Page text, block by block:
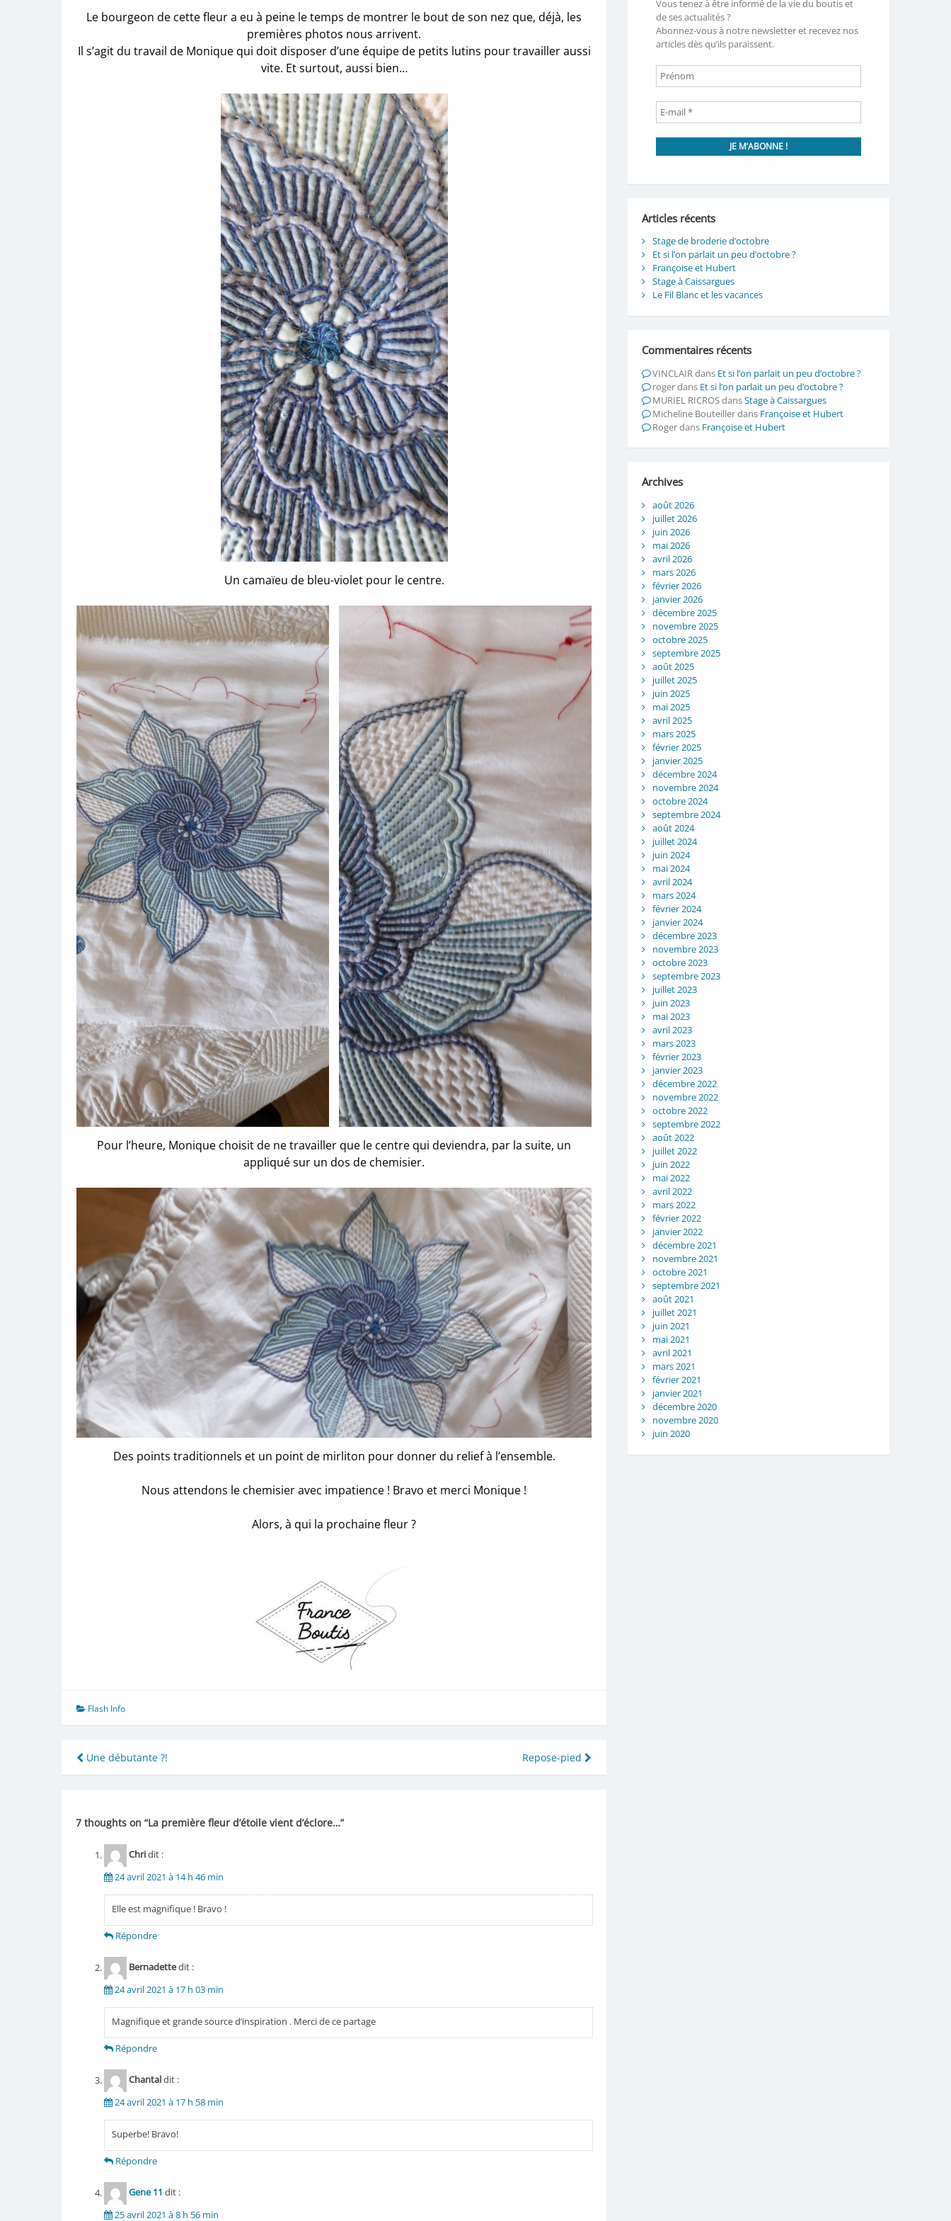
Le bourgeon de cette fleur a eu à peine le temps de montrer le bout de son nez que, déjà, les
premières photos nous arrivent.
Il s’agit du travail de Monique qui doit disposer d’une équipe de petits lutins pour travailler aussi
vite. Et surtout, aussi bien…
Un camaïeu de bleu-violet pour le centre.
Pour l’heure, Monique choisit de ne travailler que le centre qui deviendra, par la suite, un
appliqué sur un dos de chemisier.
Des points traditionnels et un point de mirliton pour donner du relief à l’ensemble.
Nous attendons le chemisier avec impatience ! Bravo et merci Monique !
Alors, à qui la prochaine fleur ?
Flash Info
Navigation
de
Une débutante ?! Repose-pied
7 thoughts on “La première fleur d’étoile vient d’éclore…”
Chridit :
24 avril 2021 à 14 h 46 min
Elle est magnifique ! Bravo !
Répondre
Bernadettedit :
24 avril 2021 à 17 h 03 min
Magnifique et grande source d’inspiration . Merci de ce partage
Répondre
Chantaldit :
24 avril 2021 à 17 h 58 min
Superbe! Bravo!
Répondre
Gene 11 dit :
25 avril 2021 à 8 h 56 min
Vous tenez à être informé de la vie du boutis et
de ses actualités ?
Abonnez-vous à notre newsletter et recevez nos
articles dès qu’ils paraissent.
Articles récents
Stage de broderie d’octobre
Et si l’on parlait un peu d’octobre ?
Françoise et Hubert
Stage à Caissargues
Le Fil Blanc et les vacances
Commentaires récents
VINCLAIR dans Et si l’on parlait un peu d’octobre ?
rogerdans Et si l’on parlait un peu d’octobre ?
MURIEL RICROSdansStage à Caissargues
Micheline Bouteillerdans Françoise et Hubert
Rogerdans Françoise et Hubert
Archives
août 2026
juillet 2026
juin 2026
mai 2026
avril 2026
mars 2026
février 2026
janvier 2026
décembre 2025
novembre 2025
octobre 2025
septembre 2025
août 2025
juillet 2025
juin 2025
mai 2025
avril 2025
mars 2025
février 2025
janvier 2025
décembre 2024
novembre 2024
octobre 2024
septembre 2024
août 2024
juillet 2024
juin 2024
mai 2024
avril 2024
mars 2024
février 2024
janvier 2024
décembre 2023
novembre 2023
octobre 2023
septembre 2023
juillet 2023
juin 2023
mai 2023
avril 2023
mars 2023
février 2023
janvier 2023
décembre 2022
novembre 2022
octobre 2022
septembre 2022
août 2022
juillet 2022
juin 2022
mai 2022
avril 2022
mars 2022
février 2022
janvier 2022
décembre 2021
novembre 2021
octobre 2021
septembre 2021
août 2021
juillet 2021
juin 2021
mai 2021
avril 2021
mars 2021
février 2021
janvier 2021
décembre 2020
novembre 2020
juin 2020